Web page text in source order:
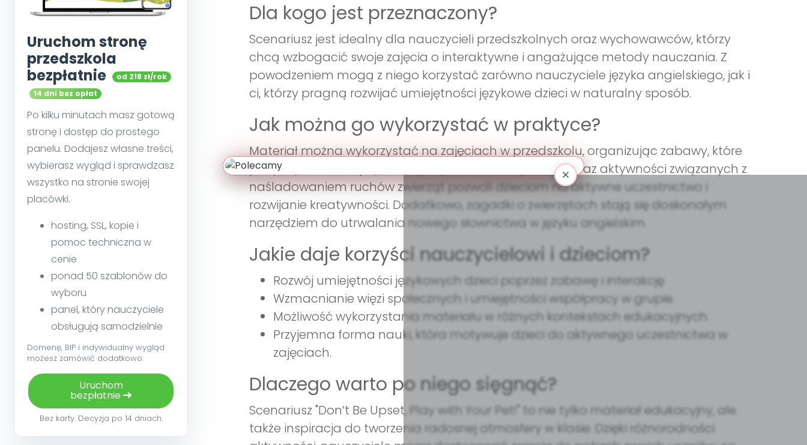
Uruchom stronę
przedszkola
bezpłatnie
od 218 zł/rok
14 dni bez opłat
Po kilku minutach masz gotową
stronę i dostęp do prostego
panelu. Dodajesz własne treści,
wybierasz wygląd i sprawdzasz
wszystko na stronie swojej
placówki.
hosting, SSL, kopie i
pomoc techniczna w
cenie
ponad 50 szablonów do
wyboru
panel, który nauczyciele
obsługują samodzielnie
Domenę, BIP i indywidualny wygląd
możesz zamówić dodatkowo.
Uruchom
bezpłatnie
Bez karty. Decyzja po 14 dniach.
Dla kogo jest przeznaczony?
Scenariusz jest idealny dla nauczycieli przedszkolnych oraz wychowawców, którzy
chcą wzbogacić swoje zajęcia o interaktywne i angażujące metody nauczania. Z
powodzeniem mogą z niego korzystać zarówno nauczyciele języka angielskiego, jak i
ci, którzy pragną rozwijać umiejętności językowe dzieci w naturalny sposób.
Jak można go wykorzystać w praktyce?
Materiał można wykorzystać na zajęciach w przedszkolu, organizując zabawy, które
połączą ruch, muzykę i naukę. Wprowadzenie piosenki oraz aktywności związanych z
naśladowaniem ruchów zwierząt pozwoli dzieciom na aktywne uczestnictwo i
rozwijanie kreatywności. Dodatkowo, zagadki o zwierzętach stają się doskonałym
narzędziem do utrwalania nowego słownictwa w języku angielskim.
Jakie daje korzyści nauczycielowi i dzieciom?
Rozwój umiejętności językowych dzieci poprzez zabawę i interakcję.
Wzmacnianie więzi społecznych i umiejętności współpracy w grupie.
Możliwość wykorzystania materiału w różnych kontekstach edukacyjnych.
Przyjemna forma nauki, która motywuje dzieci do aktywnego uczestnictwa w
zajęciach.
Dlaczego warto po niego sięgnąć?
Scenariusz "Don’t Be Upset, Play with Your Pet!" to nie tylko materiał edukacyjny, ale
także inspiracja do tworzenia radosnej atmosfery w klasie. Dzięki różnorodności